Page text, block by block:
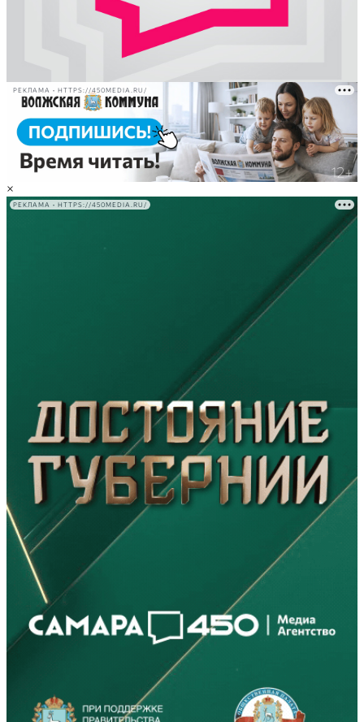
РЕКЛАМА • HTTPS://450MEDIA.RU/
×
РЕКЛАМА • HTTPS://450MEDIA.RU/